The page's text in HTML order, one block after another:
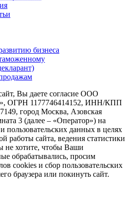
бизнеса
Вы даете согласие ООО
ОГРН 1177746414152, ИНН/КПП
город Москва, Азовская
3 (далее – «Оператор») на
пользовательских данных в целях
работы сайта, ведения статистики
не хотите, чтобы Ваши
обрабатывались, просим
cookies и сбор пользовательских
браузера или покинуть сайт.